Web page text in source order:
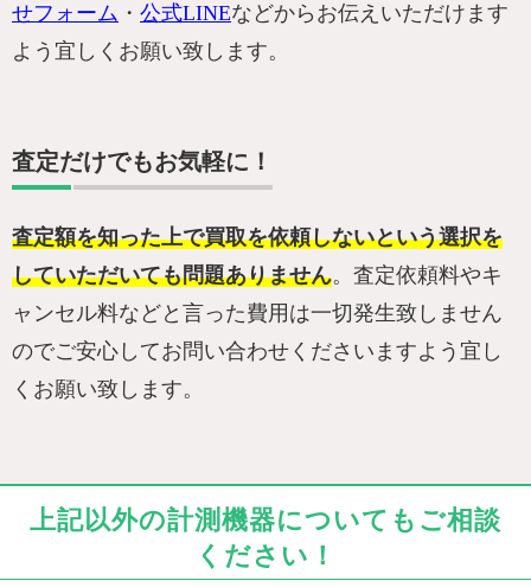
せフォーム ・ 公式LINEなどからお伝えいただけます
よう宜しくお願い致します。
査定だけでもお気軽に！
査定額を知った上で買取を依頼しないという選択を
していただいても問題ありません。査定依頼料やキ
ャンセル料などと言った費用は一切発生致しません
のでご安心してお問い合わせくださいますよう宜し
くお願い致します。
上記以外の計測機器についてもご相談
ください！